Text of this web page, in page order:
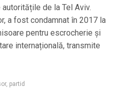
de la Tel Aviv.
a fost condamnat în 2017 la
pentru escrocherie și
internațională, transmite
, partid